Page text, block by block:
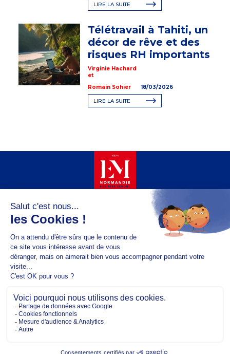
LIRE LA SUITE
Télétravail à Tahiti, un
décor de rêve et des
risques RH importants
Virginie Hachard
et
Romain Sohier
18/03/2026
LIRE LA SUITE
Copyright @2026 EM Normandie
À PROPOS
CONTACT
YOUTUBE
INSTAGRAM